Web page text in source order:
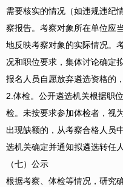
需要核实的情况（如违规违纪
察报告。考察对象所在单位应
地反映考察对象的实际情况。
况和职位要求，集体讨论确定
报名人员自愿放弃遴选资格的
2.体检。 公开遴选机关根据职
检。未按要求参加体检者，视
出现缺额的，从考察合格人员
选机关确定并通知拟遴选转任人
（七）公示
根据考察、体检等情况，研究